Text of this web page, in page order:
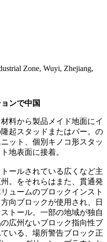
Zone, Wuyi, Zhejiang,
ンで中国
料から製品メイド地面にイ
起スタッドまたはバー。の
ット、個別キノコ形スタッ
地表面に接着。
ールされている広くなど主
。をそれらはまた、貫通発
ュームのブロックインスト
向ブロックが使用され、日
トール。一部の地域が独自
広州ないブロック指向性ブ
いる、場所警告ブロック正